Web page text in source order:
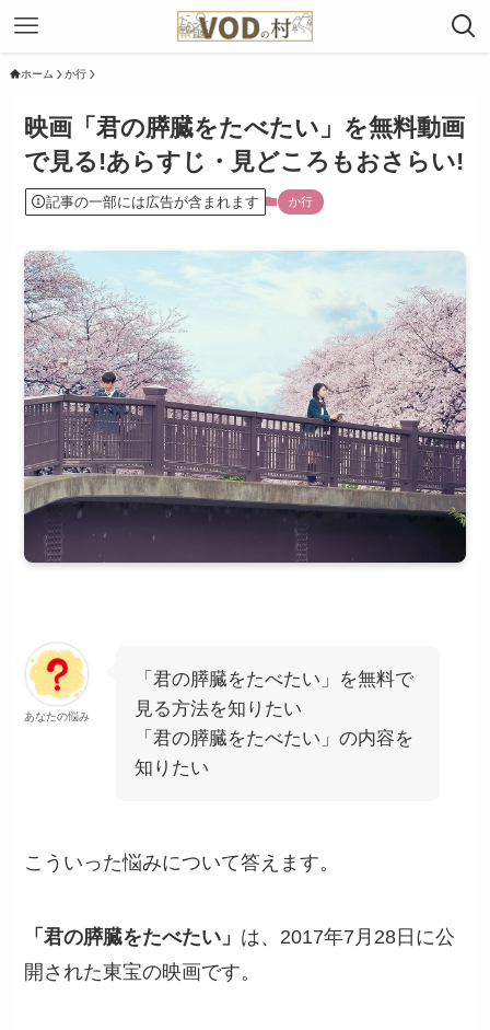
ホーム か行
映画「君の膵臓をたべたい」を無料動画
で見る!あらすじ・見どころもおさらい!
記事の一部には広告が含まれます か行
あなたの悩み
「君の膵臓をたべたい」を無料で
見る方法を知りたい
「君の膵臓をたべたい」の内容を
知りたい
こういった悩みについて答えます。
「君の膵臓をたべたい」 は、2017年7月28日に公
開された東宝の映画です。